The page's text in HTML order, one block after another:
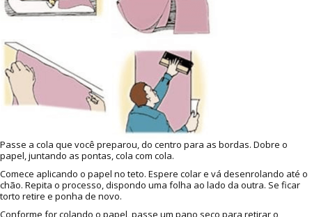
Passe a cola que você preparou, do centro para as bordas. Dobre o
papel, juntando as pontas, cola com cola.
Comece aplicando o papel no teto. Espere colar e vá desenrolando até o
chão. Repita o processo, dispondo uma folha ao lado da outra. Se ficar
torto retire e ponha de novo.
Conforme for colando o papel, passe um pano seco para retirar o